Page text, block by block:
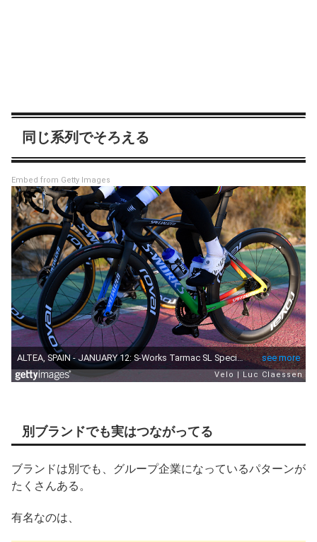
同じ系列でそろえる
Embed from Getty Images
別ブランドでも実はつながってる
ブランドは別でも、グループ企業になっているパターンが
たくさんある。
有名なのは、